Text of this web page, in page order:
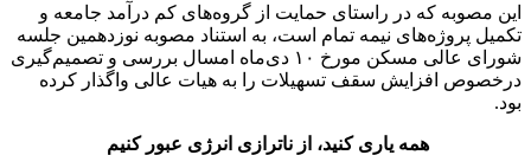
این مصوبه که در راستای حمایت از گروه‌های کم درآمد جامعه و
تکمیل پروژه‌های نیمه تمام است، به استناد مصوبه نوزدهمین جلسه
شورای عالی مسکن مورخ ۱۰ دی‌ماه امسال بررسی و تصمیم‌گیری
درخصوص افزایش سقف تسهیلات را به هیات عالی واگذار کرده
بود.
همه یاری کنید، از ناترازی‌ انرژی عبور کنیم